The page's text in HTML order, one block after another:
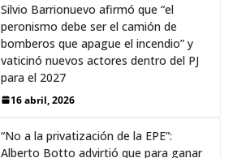
Silvio Barrionuevo afirmó que “el
peronismo debe ser el camión de
bomberos que apague el incendio” y
vaticinó nuevos actores dentro del PJ
para el 2027
16 abril, 2026
“No a la privatización de la EPE”:
Alberto Botto advirtió que para ganar